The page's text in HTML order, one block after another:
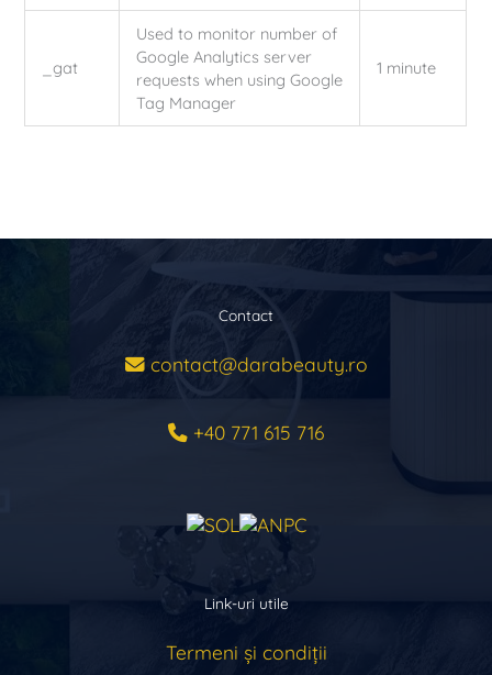
_gat
Used to monitor number of
Google Analytics server
requests when using Google
Tag Manager
1 minute
Contact
contact@darabeauty.ro
+40 771 615 716
Link-uri utile
Termeni și condiții